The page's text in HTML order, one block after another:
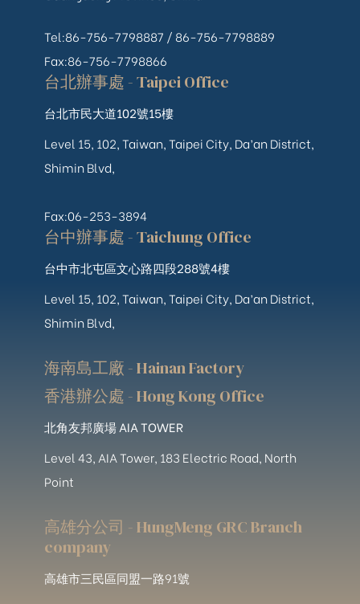
Tel:86-756-7798887 / 86-756-7798889
Fax:86-756-7798866
台北辦事處 - Taipei Office
台北市民大道102號15樓
Level 15, 102, Taiwan, Taipei City, Da’an District,
Shimin Blvd,
Fax:06-253-3894
台中辦事處 - Taichung Office
台中市北屯區文心路四段288號4樓
Level 15, 102, Taiwan, Taipei City, Da’an District,
Shimin Blvd,
海南島工廠 - Hainan Factory
香港辦公處 - Hong Kong Office
北角友邦廣場 AIA TOWER
Level 43, AIA Tower, 183 Electric Road, North
Point
高雄分公司 - HungMeng GRC Branch
company
高雄市三民區同盟一路91號